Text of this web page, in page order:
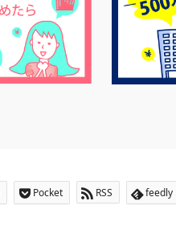
Pocket RSS feedly